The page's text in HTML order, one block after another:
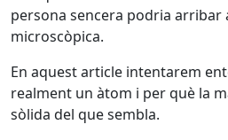
persona sencera podria arribar
microscòpica.
En aquest article intentarem
realment un àtom i per què la
sòlida del que sembla.